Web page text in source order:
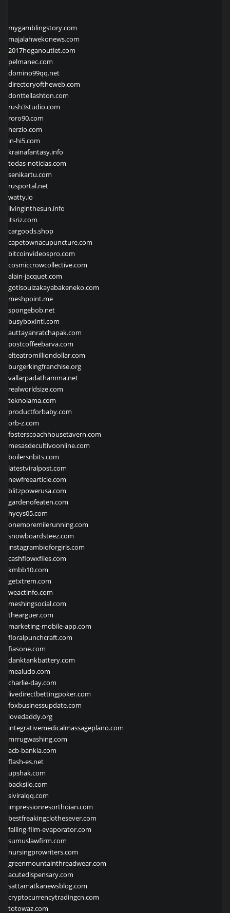
mygamblingstory.com
majalahwekonews.com
2017hoganoutlet.com
pelmanec.com
domino99qq.net
directoryoftheweb.com
donttellashton.com
rush3studio.com
roro90.com
herzio.com
in-hi5.com
krainafantasy.info
todas-noticias.com
senikartu.com
rusportal.net
watty.io
livinginthesun.info
itsriz.com
cargoods.shop
capetownacupuncture.com
bitcoinvideospro.com
cosmiccrowcollective.com
alain-jacquet.com
gotisouizakayabakeneko.com
meshpoint.me
spongebob.net
busyboxintl.com
auttayanratchapak.com
postcoffeebarva.com
elteatromilliondollar.com
burgerkingfranchise.org
vallarpadathamma.net
realworldsize.com
teknolama.com
productforbaby.com
orb-z.com
fosterscoachhousetavern.com
mesasdecultivoonline.com
boilersnbits.com
latestviralpost.com
newfreearticle.com
blitzpowerusa.com
gardenofeaten.com
hycys05.com
onemoremilerunning.com
snowboardsteez.com
instagrambioforgirls.com
cashflowxfiles.com
kmbb10.com
getxtrem.com
weactinfo.com
meshingsocial.com
thearguer.com
marketing-mobile-app.com
floralpunchcraft.com
fiasone.com
danktankbattery.com
mealudo.com
charlie-day.com
livedirectbettingpoker.com
foxbusinessupdate.com
lovedaddy.org
integrativemedicalmassageplano.com
mrrugwashing.com
acb-bankia.com
flash-es.net
upshak.com
backsilo.com
siviralqq.com
impressionresorthoian.com
bestfreakingclothesever.com
falling-film-evaporator.com
sumuslawfirm.com
nursingprowriters.com
greenmountainthreadwear.com
acutedispensary.com
sattamatkanewsblog.com
cryptocurrencytradingcn.com
totowaz.com